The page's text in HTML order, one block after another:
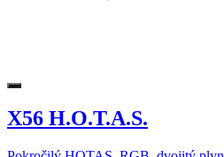
X56 H.O.T.A.S.